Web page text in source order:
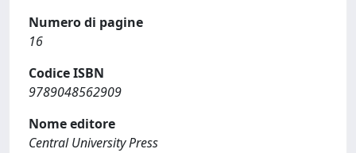
Numero di pagine
16
Codice ISBN
9789048562909
Nome editore
Central University Press